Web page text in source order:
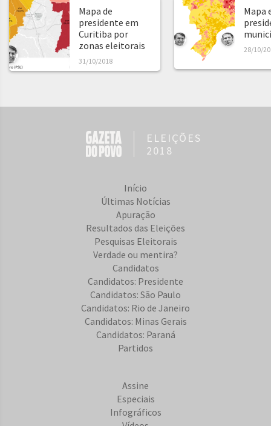
Mapa de
presidente em
Curitiba por
zonas eleitorais
31/10/2018
Mapa
28/10/
ELEIÇÕES
2018
Início
Últimas Notícias
Apuração
Resultados das Eleições
Pesquisas Eleitorais
Verdade ou mentira?
Candidatos
Candidatos: Presidente
Candidatos: São Paulo
Candidatos: Rio de Janeiro
Candidatos: Minas Gerais
Candidatos: Paraná
Partidos
Assine
Especiais
Infográficos